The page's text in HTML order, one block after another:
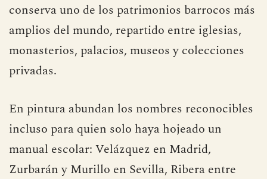
conserva uno de los patrimonios barrocos más
amplios del mundo, repartido entre iglesias,
monasterios, palacios, museos y colecciones
privadas.
En pintura abundan los nombres reconocibles
incluso para quien solo haya hojeado un
manual escolar: Velázquez en Madrid,
Zurbarán y Murillo en Sevilla, Ribera entre